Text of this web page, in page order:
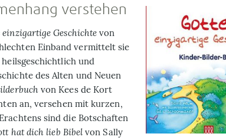
verstehen
einzigartige Geschichte von
Einband vermittelt sie
und
des Alten und Neuen
von Kees de Kort
an, versehen mit kurzen,
sind die Botschaften
hat dich lieb Bibel von Sally